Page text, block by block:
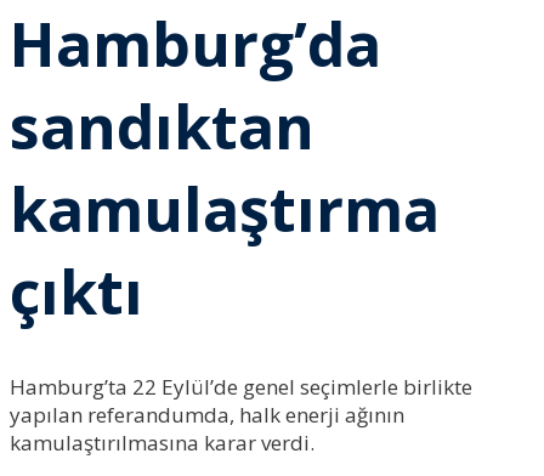
Hamburg’da
sandıktan
kamulaştırma
çıktı
Hamburg’ta 22 Eylül’de genel seçimlerle birlikte
yapılan referandumda, halk enerji ağının
kamulaştırılmasına karar verdi.